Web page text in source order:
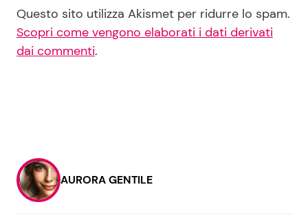
Questo sito utilizza Akismet per ridurre lo spam.
Scopri come vengono elaborati i dati derivati
dai commenti.
AURORA GENTILE